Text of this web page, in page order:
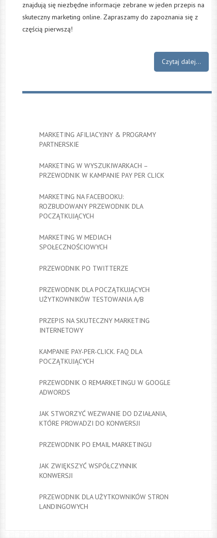
znajdują się niezbędne informacje zebrane w jeden przepis na
skuteczny marketing online. Zapraszamy do zapoznania się z
częścią pierwszą!
Czytaj dalej...
MARKETING AFILIACYJNY & PROGRAMY
PARTNERSKIE
MARKETING W WYSZUKIWARKACH –
PRZEWODNIK W KAMPANIE PAY PER CLICK
MARKETING NA FACEBOOKU:
ROZBUDOWANY PRZEWODNIK DLA
POCZĄTKUJĄCYCH
MARKETING W MEDIACH
SPOŁECZNOŚCIOWYCH
PRZEWODNIK PO TWITTERZE
PRZEWODNIK DLA POCZĄTKUJĄCYCH
UŻYTKOWNIKÓW TESTOWANIA A/B
PRZEPIS NA SKUTECZNY MARKETING
INTERNETOWY
KAMPANIE PAY-PER-CLICK. FAQ DLA
POCZĄTKUJĄCYCH
PRZEWODNIK O REMARKETINGU W GOOGLE
ADWORDS
JAK STWORZYĆ WEZWANIE DO DZIAŁANIA,
KTÓRE PROWADZI DO KONWERSJI
PRZEWODNIK PO EMAIL MARKETINGU
JAK ZWIĘKSZYĆ WSPÓŁCZYNNIK
KONWERSJI
PRZEWODNIK DLA UŻYTKOWNIKÓW STRON
LANDINGOWYCH